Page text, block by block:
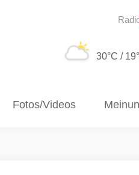
30°C /
Fotos/Videos